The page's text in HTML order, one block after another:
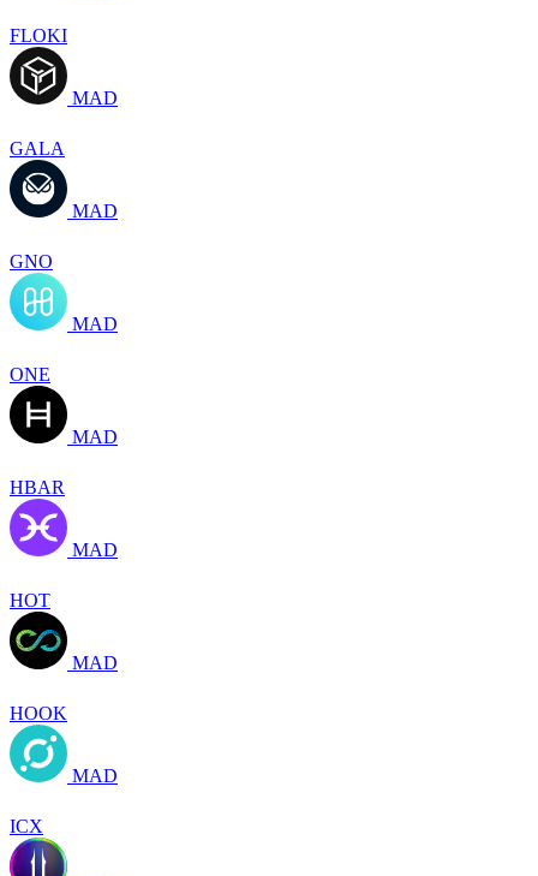
FLOKI
MAD
GALA
MAD
GNO
MAD
ONE
MAD
HBAR
MAD
HOT
MAD
HOOK
MAD
ICX